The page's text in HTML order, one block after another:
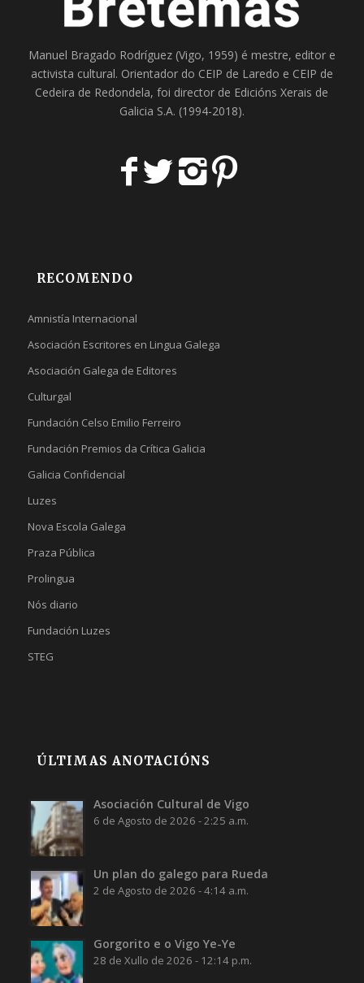
Manuel Bragado Rodríguez (Vigo, 1959) é mestre, editor e
activista cultural. Orientador do CEIP de Laredo e CEIP de
Cedeira de Redondela, foi director de Edicións Xerais de
Galicia S.A. (1994-2018).
RECOMENDO
Amnistía Internacional
Asociación Escritores en Lingua Galega
Asociación Galega de Editores
Culturgal
Fundación Celso Emilio Ferreiro
Fundación Premios da Crítica Galicia
Galicia Confidencial
Luzes
Nova Escola Galega
Praza Pública
Prolingua
Nós diario
Fundación Luzes
STEG
ÚLTIMAS ANOTACIÓNS
Asociación Cultural de Vigo
6 de Agosto de 2026 - 2:25 a.m.
Un plan do galego para Rueda
2 de Agosto de 2026 - 4:14 a.m.
Gorgorito e o Vigo Ye-Ye
28 de Xullo de 2026 - 12:14 p.m.